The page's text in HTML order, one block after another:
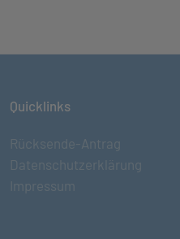
Quicklinks
Rücksende-Antrag
Datenschutzerklärung
Impressum